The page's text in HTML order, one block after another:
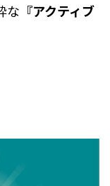
な 『アクティブ